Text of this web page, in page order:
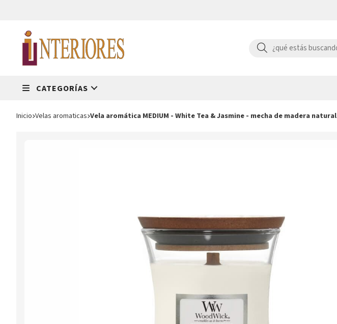
Buscar
CATEGORÍAS
Inicio velas aromaticas Vela aromática MEDIUM - White Tea & Jasmine - mecha de madera natural